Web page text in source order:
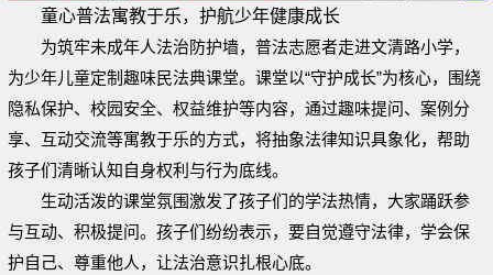
童心普法寓教于乐，护航少年健康成长
为筑牢未成年人法治防护墙，普法志愿者走进文清路小学，
为少年儿童定制趣味民法典课堂。课堂以“守护成长”为核心，围绕
隐私保护、校园安全、权益维护等内容，通过趣味提问、案例分
享、互动交流等寓教于乐的方式，将抽象法律知识具象化，帮助
孩子们清晰认知自身权利与行为底线。
生动活泼的课堂氛围激发了孩子们的学法热情，大家踊跃参
与互动、积极提问。孩子们纷纷表示，要自觉遵守法律，学会保
护自己、尊重他人，让法治意识扎根心底。